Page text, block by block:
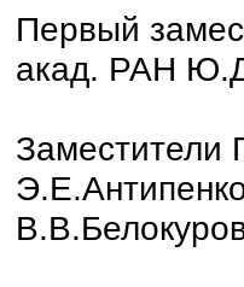
Первый
акад. РАН
Заместители